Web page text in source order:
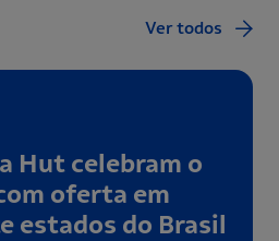
Ver todos
Hut celebram o
oferta em
estados do Brasil